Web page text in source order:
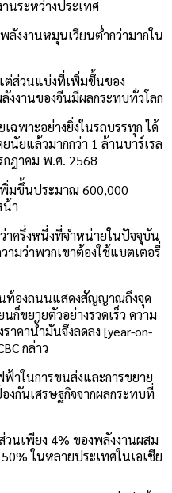
นระหว่างประเทศ
ลังงานหมุนเวียนต่ำกว่ามากใน
ส่วนแบ่งที่เพิ่มขึ้นของ
งานของจีนมีผลกระทบทั่วโลก
ฉพาะอย่างยิ่งในรถบรรทุก ได้
นัยแล้วมากกว่า 1 ล้านบาร์เรล
กฎาคม พ.ศ. 2568
พิ่มขึ้นประมาณ 600,000
น้า
าครึ่งหนึ่งที่จำหน่ายในปัจจุบัน
มว่าพวกเขาต้องใช้แบตเตอรี่
นท้องถนนแสดงสัญญาณถึงจุด
ก็ขยายตัวอย่างรวดเร็ว ความ
าคาน้ำมันจึงลดลง [year-on-
กล่าว
ฟ้าในการขนส่งและการขยาย
กันเศรษฐกิจจากผลกระทบที่
นเพียง 4% ของพลังงานผสม
ในหลายประเทศในเอเชีย